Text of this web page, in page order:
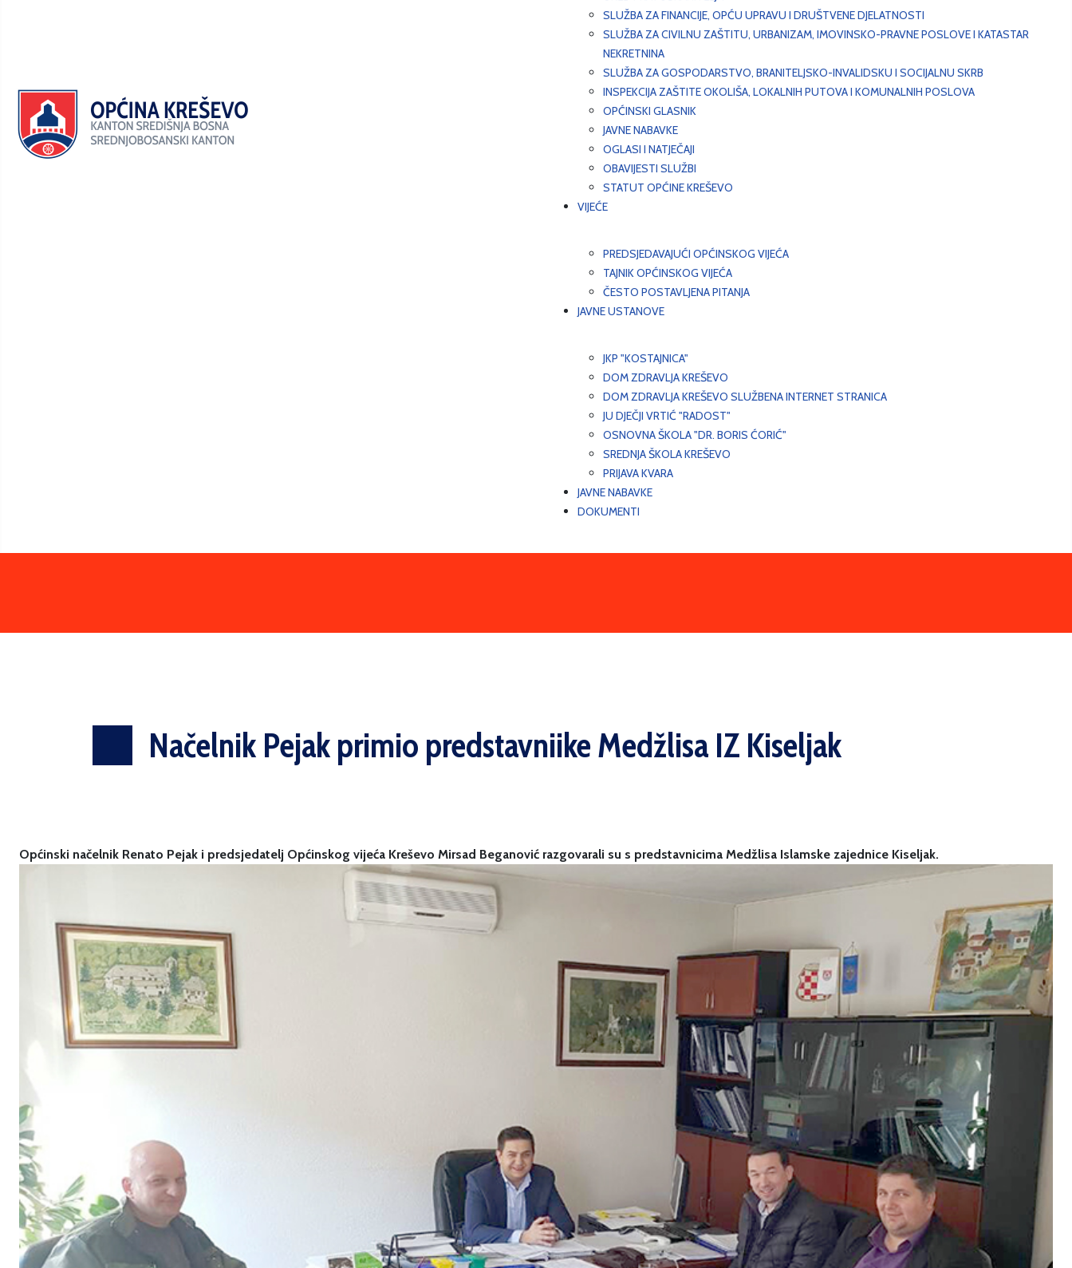
SLUŽBA ZA FINANCIJE, OPĆU UPRAVU I DRUŠTVENE DJELATNOSTI
SLUŽBA ZA CIVILNU ZAŠTITU, URBANIZAM, IMOVINSKO-PRAVNE POSLOVE I KATASTAR
NEKRETNINA
SLUŽBA ZA GOSPODARSTVO, BRANITELJSKO-INVALIDSKU I SOCIJALNU SKRB
INSPEKCIJA ZAŠTITE OKOLIŠA, LOKALNIH PUTOVA I KOMUNALNIH POSLOVA
OPĆINSKI GLASNIK
JAVNE NABAVKE
OGLASI I NATJEČAJI
OBAVIJESTI SLUŽBI
STATUT OPĆINE KREŠEVO
VIJEĆE
PREDSJEDAVAJUĆI OPĆINSKOG VIJEĆA
TAJNIK OPĆINSKOG VIJEĆA
ČESTO POSTAVLJENA PITANJA
JAVNE USTANOVE
JKP "KOSTAJNICA"
DOM ZDRAVLJA KREŠEVO
DOM ZDRAVLJA KREŠEVO SLUŽBENA INTERNET STRANICA
JU DJEČJI VRTIĆ "RADOST"
OSNOVNA ŠKOLA "DR. BORIS ĆORIĆ"
SREDNJA ŠKOLA KREŠEVO
PRIJAVA KVARA
JAVNE NABAVKE
DOKUMENTI
Načelnik Pejak primio predstavniike Medžlisa IZ Kiseljak
Općinski načelnik Renato Pejak i predsjedatelj Općinskog vijeća Kreševo Mirsad Beganović razgovarali su s predstavnicima Medžlisa Islamske zajednice Kiseljak.